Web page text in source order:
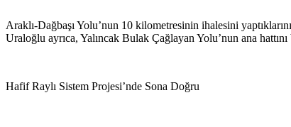
Araklı-Dağbaşı Yolu’nun 10 kilometresinin ihalesini
Uraloğlu ayrıca, Yalıncak Bulak Çağlayan Yolu’nun ana
Hafif Raylı Sistem Projesi’nde Sona Doğru